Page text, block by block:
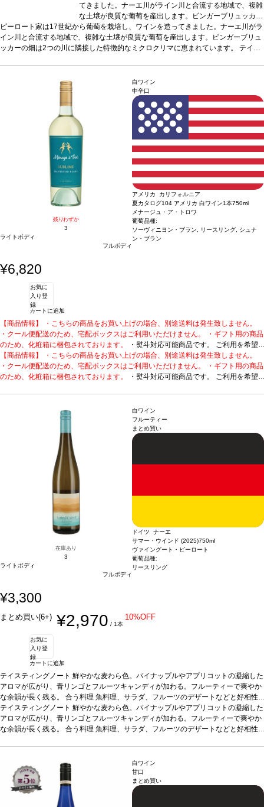
てきました。ナーエ川がライン川と合流する地域で、複雑
な土壌が良質な葡萄を産出します。ビンガーブリュッカー
の畑は2つの川に隣接した特徴的なミクロクリマに恵まれ
ています。テイスティングノートノーズはジャスミン、
マンゴー、桃を示し、青リンゴやほのかなライムピールが
タイ・カレー、ロックフォールチーズなどと好相性。
リースリング*本ヴィンテージが在庫切れの場合、
在庫があり価格が同様の場合は自動的に次のヴィンテージ
に変更されます、ご了承ください。
ピーロート家は17世紀から葡萄を栽培し、ワインを造ってきました。ナーエ川がラ
イン川と合流する地域で、複雑な土壌が良質な葡萄を産出します。ビンガーブリュ
ッカーの畑は2つの川に隣接した特徴的なミクロクリマに恵まれています。 テイス
スパイスの効いた料理、タイ・カレー、ロックフォールチーズ
葡萄品種
*本ヴィンテージが在庫切れの場合、在庫が
あり価格が同様の場合は自動的に次のヴィンテージに変更されます、ご了承くださ
残りわずか
3
ライトボディ
フルボディ
白ワイン
中辛口
アメリカ カリフォルニア
夏カタログ104 アメリカ 白ワイン1本750ml
メナージュ・ア・トロワ
葡萄品種:
ソーヴィニヨン・ブラン, リースリング, シュナ
ン・ブラン
¥6,820
お気に
入り登
録
カートに追加
【商品情報】 ・こちらの商品をお買い上げの場合、別途送料は発生致しません。
・クール便配送のため、宅配ボックスはご利用いただけません。 ・ギフト用の商品
のため、化粧箱に梱包されております。
・熨斗対応可能商品です。 ご利用を希望
される場合、ご注文時コメント欄に熨斗をご希望の旨と「結び・上部表書き内容・
下部のお名入れ内容」の3つをご入力ください。無地熨斗の場合は、結びをご指定
のうえ「無地熨斗」とご記載ください。 ※熨斗をご希望の場合、作成作業のため最
ください。 ・下記ワインが1本含まれています。柑橘系のフレーバーが広がる、す
っきりとしたテイスト。
メナージュ・ア・トロワ サブライム ソーヴィニヨン・ブ
テイスティング・パネル 90ポイント！
鮮やかに輝く色調。太陽の輝きをピュアに放ち、クラシックなソーヴィニヨン・ブ
ランを爽やかに表現し、白桃とピリッとしたグレープフルーツの繊細な芳香を伴
う。口に含むと、ジューシーな青リンゴがエキゾチックなコブミカン、レモングラ
ス、パッションフルーツの風味と混ざり合い、心地よくすっきりとして爽やかな酸
味を含む後味へと誘われる。
グ 7%、シュナン・ブラン 6%
カリフォルニア・グリーン・メダル-サスティナ
ブル・ワイングローイング、ビジネス・リーダーシップ・アワード、カリフォルニ
ア・サスティナブル・ワイナリー認証
【商品情報】 ・こちらの商品をお買い上げの場合、別途送料は発生致しません。
・クール便配送のため、宅配ボックスはご利用いただけません。 ・ギフト用の商品
のため、化粧箱に梱包されております。
・熨斗対応可能商品です。 ご利用を希望
のうえ「無地熨斗」とご記載ください。 ※熨斗をご希望の場合、作成作業のため最
短日出荷はお承り致しかねます。 必ず最短日から+1日後より配送指定日をご選択
ください。 もし最短日を選択された場合は、指定日翌日の配送となります。ご了承
ください。 ・下記ワインが1本含まれています。
っきりとしたテイスト。
受賞歴テイスティング・パネル 90ポイント！
鮮やかに輝く色調。太陽の輝きをピュアに放ち、クラシックなソーヴィニヨン・ブ
ランを爽やかに表現し、白桃とピリッとしたグレープフルーツの繊細な芳香を伴
う。口に含むと、ジューシーな青リンゴがエキゾチックなコブミカン、レモングラ
ス、パッションフルーツの風味と混ざり合い、心地よくすっきりとして爽やかな酸
味を含む後味へと誘われる。
グ 7%、シュナン・ブラン 6%
カリフォルニア・グリーン・メダル-サスティナ
ブル・ワイングローイング、ビジネス・リーダーシップ・アワード、カリフォルニ
ア・サスティナブル・ワイナリー認証
在庫あり
3
ライトボディ
フルボディ
白ワイン
フルーティー
まとめ買い
ドイツ ナーエ
サマー・ウインド (2025)750ml
ヴァイングート・ピーロート
葡萄品種:
リースリング
¥3,300
まとめ買い(6+) ¥2,970 / 1本
10%OFF
お気に
入り登
録
カートに追加
テイスティングノート 鮮やかな麦わら色。パイナップルやアプリコットの凝縮した
アロマが広がり、青リンゴとフルーツキャンディが加わる。フルーティーで爽やか
な余韻が長く残る。 合う料理 魚料理、サラダ、フルーツのデザートなどと好相性
葡萄品種リースリング*本ヴィンテージが在庫切れの場合、在庫があり価格が同様
の場合は自動的に次のヴィンテージに変更されます、ご了承ください。
テイスティングノート 鮮やかな麦わら色。パイナップルやアプリコットの凝縮した
アロマが広がり、青リンゴとフルーツキャンディが加わる。フルーティーで爽やか
な余韻が長く残る。 合う料理 魚料理、サラダ、フルーツのデザートなどと好相性
白ワイン
甘口
まとめ買い